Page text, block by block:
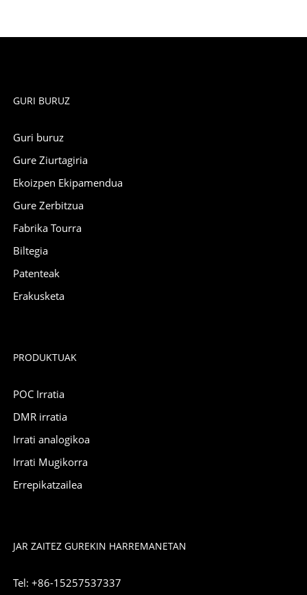
GURI BURUZ
Guri buruz
Gure Ziurtagiria
Ekoizpen Ekipamendua
Gure Zerbitzua
Fabrika Tourra
Biltegia
Patenteak
Erakusketa
PRODUKTUAK
POC Irratia
DMR irratia
Irrati analogikoa
Irrati Mugikorra
Errepikatzailea
JAR ZAITEZ GUREKIN HARREMANETAN
Tel: +86-15257537337